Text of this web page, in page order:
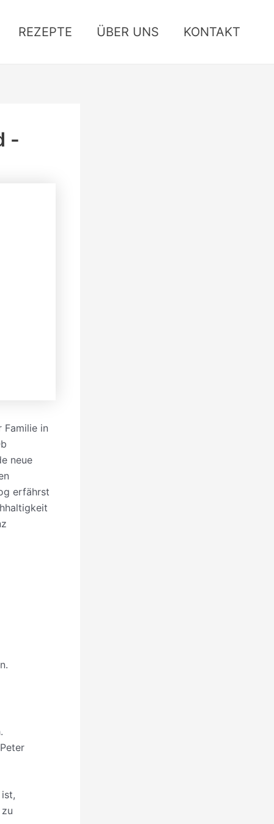
REZEPTE ÜBER UNS KONTAKT
-
Familie in
neue
erfährst